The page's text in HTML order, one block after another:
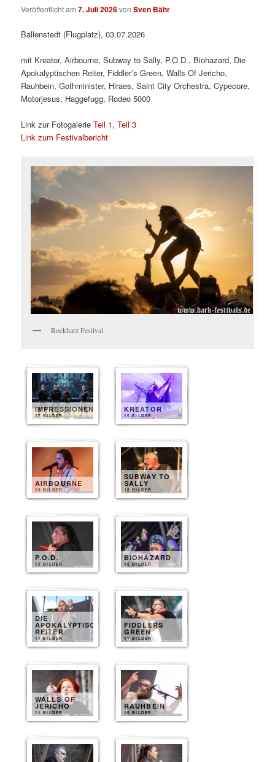
Veröffentlicht am7. Juli 2026vonSven Bähr
Ballenstedt (Flugplatz), 03.07.2026
mit Kreator, Airbourne, Subway to Sally, P.O.D., Biohazard, Die
Apokalyptischen Reiter, Fiddler’s Green, Walls Of Jericho,
Rauhbein, Gothminister, Hiraes, Saint City Orchestra, Cypecore,
Motorjesus, Haggefugg, Rodeo 5000
Link zur FotogalerieTeil 1,Teil 3
Link zum Festivalbericht
Rockharz Festival
IMPRESSIONEN
27 BILDER
KREATOR
15 BILDER
AIRBOURNE
13 BILDER
SUBWAY TO
SALLY
12 BILDER
P.O.D.
12 BILDER
BIOHAZARD
12 BILDER
DIE
APOKALYPTISCHEN
REITER
11 BILDER
FIDDLERS
GREEN
11 BILDER
WALLS OF
JERICHO
11 BILDER
RAUHBEIN
10 BILDER